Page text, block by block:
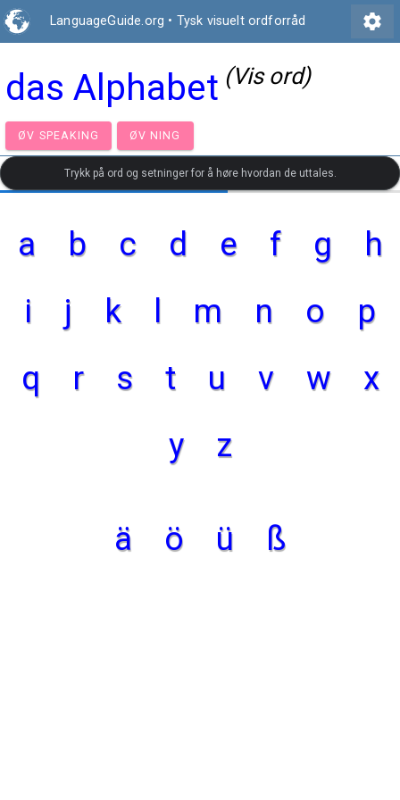
LanguageGuide.org • Tysk visuelt ordforråd settings
das Alphabet (Vis ord)
ØV SPEAKING ØV NING
Trykk på ord og setninger for å høre hvordan de uttales.
a b c d e f g
h
i
j k l m n o
p
q
r s t u v w
x
y
z
ä ö ü ß